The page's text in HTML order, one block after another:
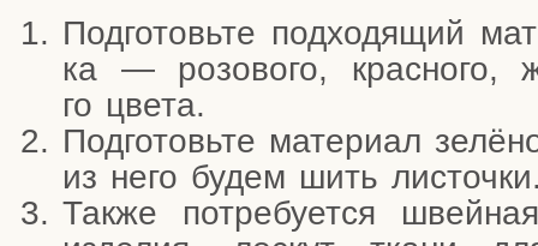
Под­го­товь­те под­хо­дя­щий
ка — розо­во­го, крас­но­го,
го цвета.
Под­го­товь­те мате­ри­ал
из него будем шить
Так­же потре­бу­ет­ся